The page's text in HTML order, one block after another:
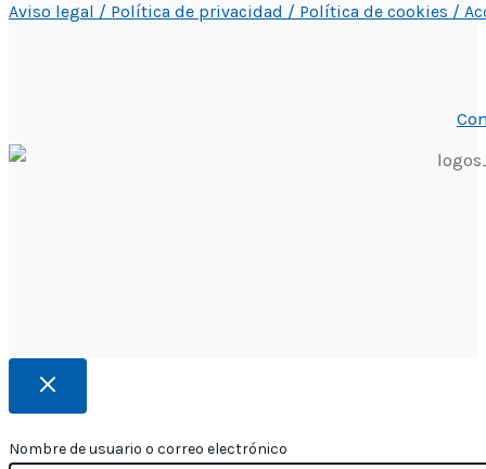
Aviso legal / Política de privacidad / Política de cookies /
Nombre de usuario o correo electrónico